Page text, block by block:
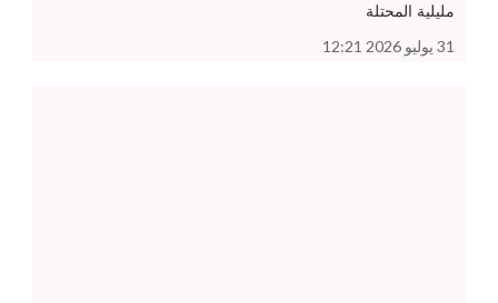
مليلية المحتلة
31 يوليو 2026 12:21